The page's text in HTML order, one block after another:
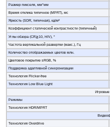
Размер пикселя, мм*мм
Время отклика типичное (MPRT), мс
Яркость (SDR, типичная), кд/м²
Коэффициент статической контрастности (типичный)
Углы обзора (CR≧10, H/V), °
Частота вертикальной развертки (макс.), Гц
Количество отображаемых цветов млн.
Цветовое покрытие sRGB, %
Поддержка адаптивной синхронизации
Технология Flicker-free
Технология Low Blue Light
Режимы
Технология HDR/MPRT
Технология Overdrive